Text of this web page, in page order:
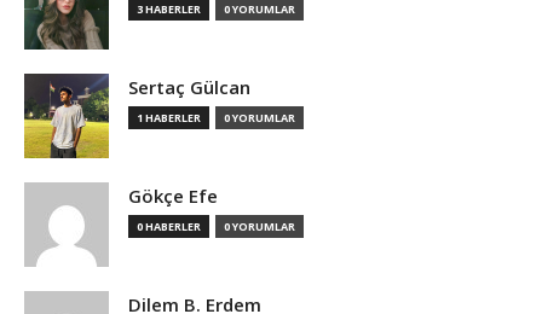
3 HABERLER 0 YORUMLAR
Sertaç Gülcan
1 HABERLER 0 YORUMLAR
Gökçe Efe
0 HABERLER 0 YORUMLAR
Dilem B. Erdem